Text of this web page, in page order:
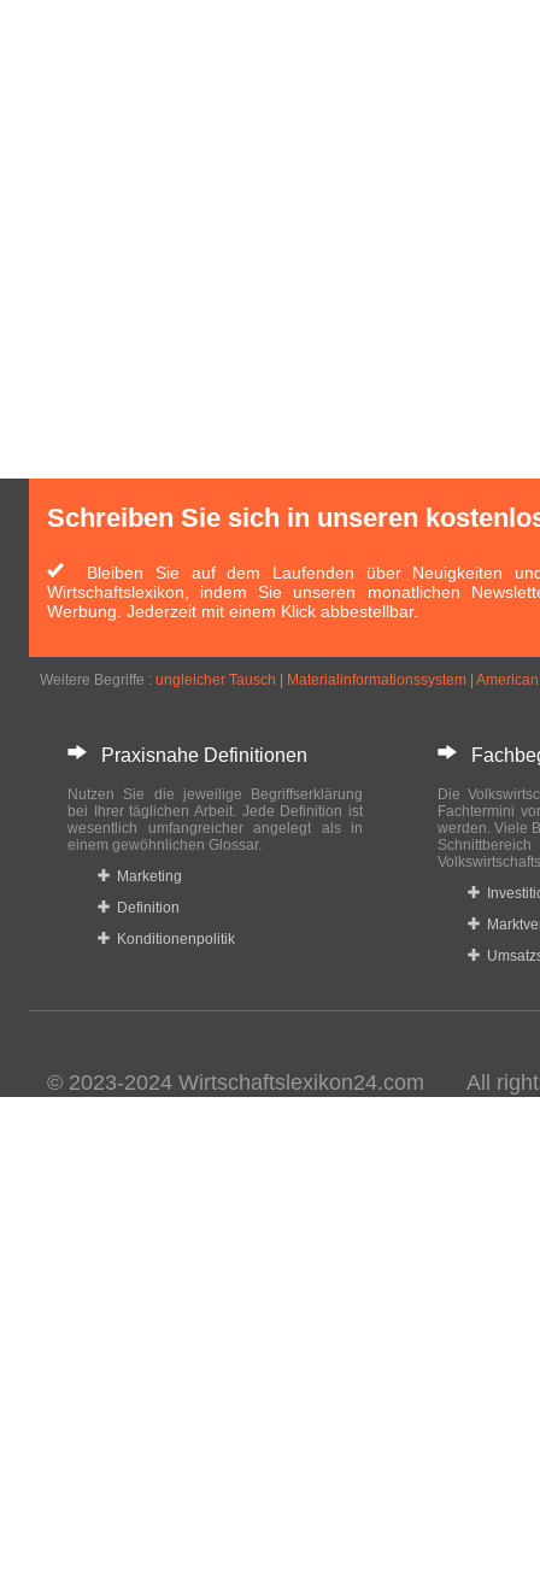
Schreiben Sie sich in unseren
Bleiben Sie auf dem Laufenden über Neuigkeiten
Wirtschaftslexikon, indem Sie unseren monatlichen
Werbung. Jederzeit mit einem Klick abbestellbar.
Weitere Begriffe : ungleicher Tausch Materialinformationssystem
Praxisnahe Definitionen
Nutzen Sie die jeweilige Begriffserklärung
bei Ihrer täglichen Arbeit. Jede Definition ist
wesentlich umfangreicher angelegt als in
einem gewöhnlichen Glossar.
Marketing
Definition
Konditionenpolitik
Die
Fachtermini
werden. Viele
© 2023-2024 Wirtschaftslexikon24.com All